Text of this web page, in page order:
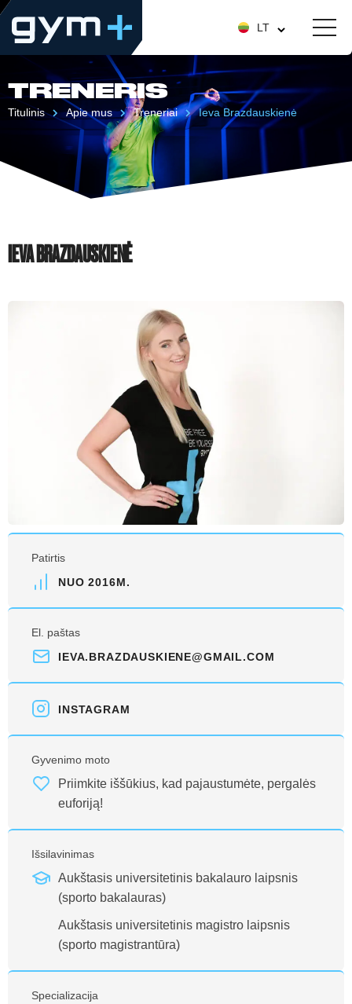
LT
TRENERIS
Titulinis Apie mus Treneriai Ieva Brazdauskienė
IEVA BRAZDAUSKIENĖ
Patirtis
NUO 2016M.
El. paštas
IEVA.BRAZDAUSKIENE@GMAIL.COM
INSTAGRAM
Gyvenimo moto
Priimkite iššūkius, kad pajaustumėte, pergalės
euforiją!
Išsilavinimas
Aukštasis universitetinis bakalauro laipsnis
(sporto bakalauras)
Aukštasis universitetinis magistro laipsnis
(sporto magistrantūra)
Specializacija